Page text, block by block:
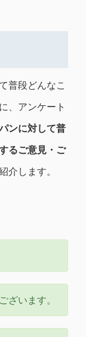
普段どんなこ
、アンケート
ンに対して普
るご意見・ご
介します。
ざいます。